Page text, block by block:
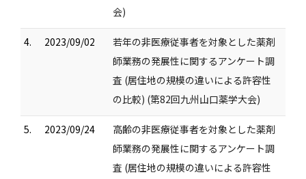
会)
4. 2023/09/02
若年の非医療従事者を対象とした薬剤
師業務の発展性に関するアンケート調
査 (居住地の規模の違いによる許容性
の比較) (第82回九州山口薬学大会)
5. 2023/09/24
高齢の非医療従事者を対象とした薬剤
師業務の発展性に関するアンケート調
査 (居住地の規模の違いによる許容性